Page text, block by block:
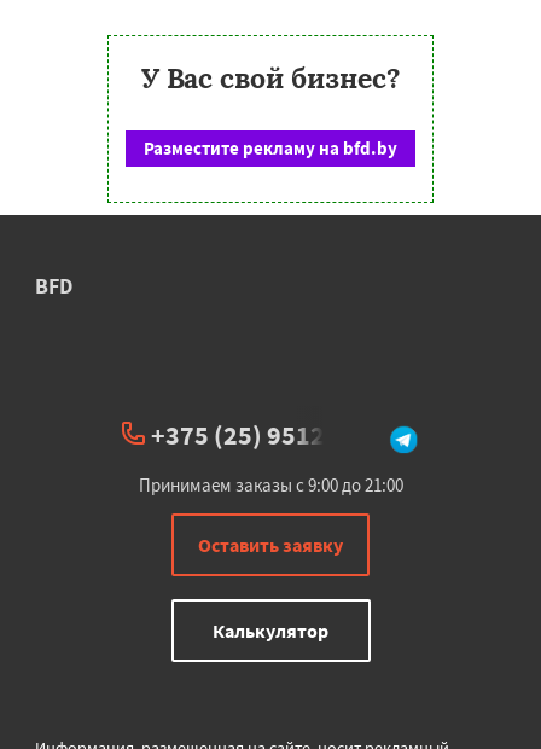
У Вас свой бизнес?
Разместите рекламу на bfd.by
BFD
+375 (25) 951234
Принимаем заказы с 9:00 до 21:00
Оставить заявку
Калькулятор